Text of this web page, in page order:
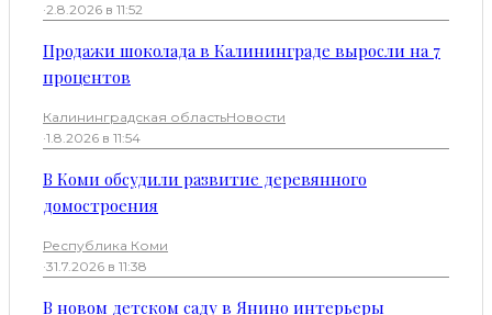
·2.8.2026 в 11:52
Продажи шоколада в Калининграде выросли на 7
процентов
Калининградская областьНовости
·1.8.2026 в 11:54
В Коми обсудили развитие деревянного
домостроения
Республика Коми
·31.7.2026 в 11:38
В новом детском саду в Янино интерьеры